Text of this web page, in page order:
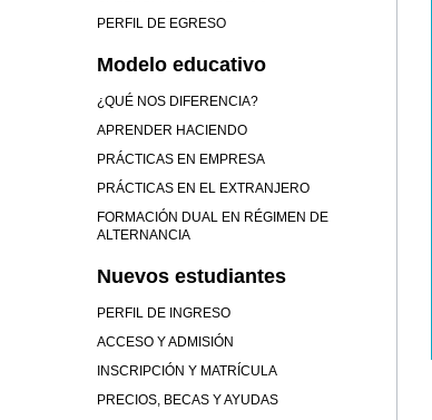
PERFIL DE EGRESO
Modelo educativo
¿QUÉ NOS DIFERENCIA?
APRENDER HACIENDO
PRÁCTICAS EN EMPRESA
PRÁCTICAS EN EL EXTRANJERO
FORMACIÓN DUAL EN RÉGIMEN DE
ALTERNANCIA
Nuevos estudiantes
PERFIL DE INGRESO
ACCESO Y ADMISIÓN
INSCRIPCIÓN Y MATRÍCULA
PRECIOS, BECAS Y AYUDAS